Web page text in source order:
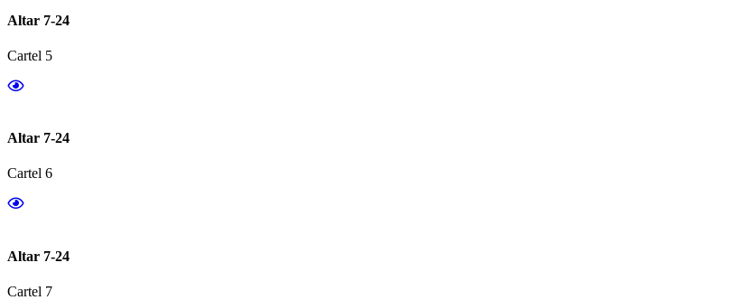
Altar 7-24
Cartel 5
Altar 7-24
Cartel 6
Altar 7-24
Cartel 7